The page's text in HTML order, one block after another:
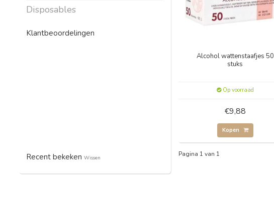
Disposables
Klantbeoordelingen
Recent bekeken Wissen
Alcohol wattenstaafjes 50
stuks
Op voorraad
€9,88
Kopen
Pagina 1 van 1